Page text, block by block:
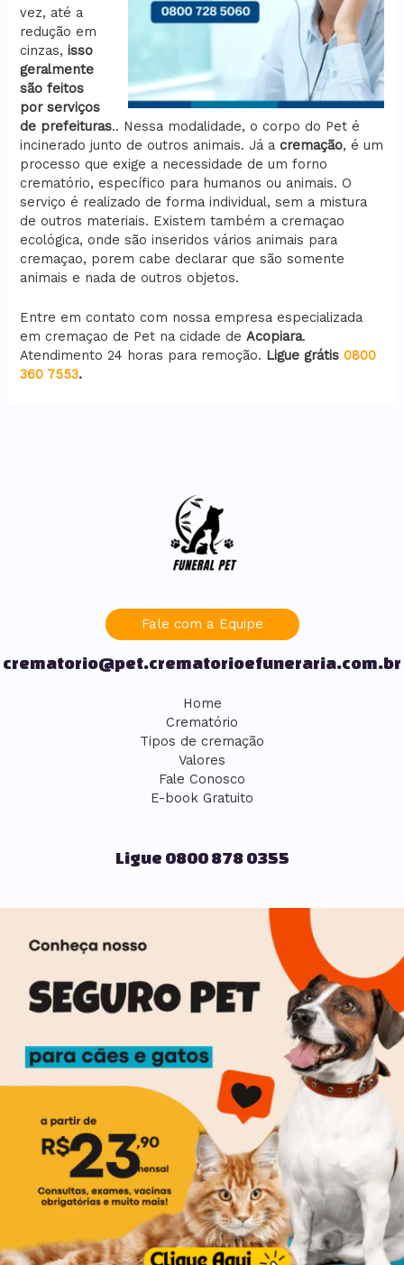
vez, até a
redução em
cinzas,isso
geralmente
são feitos
por serviços
de prefeituras.. Nessa modalidade, o corpo do Pet é
incinerado junto de outros animais. Já acremação, é um
processo que exige a necessidade de um forno
crematório, específico para humanos ou animais. O
serviço é realizado de forma individual, sem a mistura
de outros materiais. Existem também a cremaçao
ecológica, onde são inseridos vários animais para
cremaçao, porem cabe declarar que são somente
animais e nada de outros objetos.
Entre em contato com nossa empresa especializada
em cremaçao de Pet na cidade deAcopiara.
Atendimento 24 horas para remoção. Ligue grátis0800
360 7553.
Fale com a Equipe
crematorio@pet.crematorioefuneraria.com.br
Home
Crematório
Tipos de cremação
Valores
Fale Conosco
E-book Gratuito
Ligue 0800 878 0355